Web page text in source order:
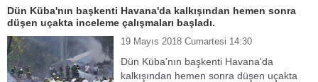
Dün Küba'nın başkenti Havana'da kalkışından hemen sonra
düşen uçakta inceleme çalışmaları başladı.
19 Mayıs 2018 Cumartesi 14:30
Dün Küba'nın başkenti Havana'da
kalkışından hemen sonra düşen uçakta